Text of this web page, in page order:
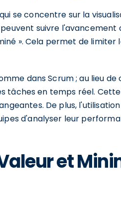
se concentre sur la
suivre
». Cela permet de
dans Scrum ; au lieu
tâches en temps réel.
De plus,
d'analyser leur
et